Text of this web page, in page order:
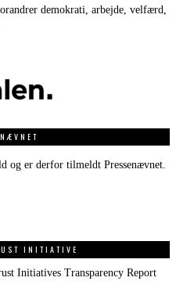
demokrati, arbejde, velfærd,
og er derfor tilmeldt Pressenævnet.
INITIATIVE
Initiatives Transparency Report